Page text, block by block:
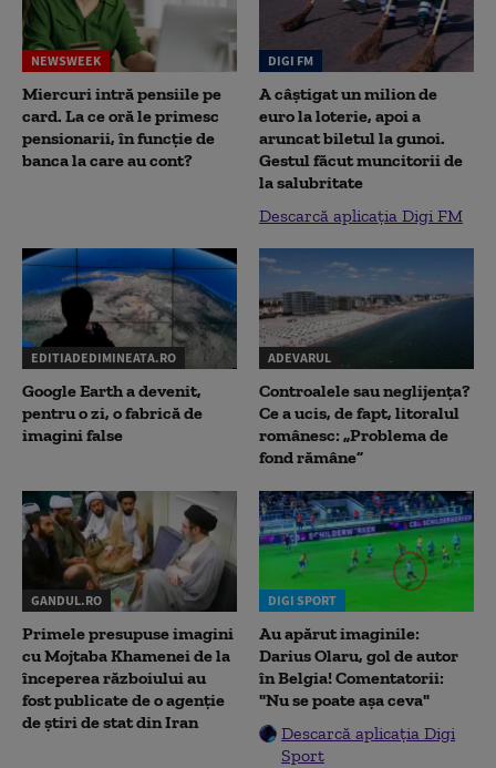
NEWSWEEK
Miercuri intră pensiile pe
card. La ce oră le primesc
pensionarii, în funcție de
banca la care au cont?
DIGI FM
A câștigat un milion de
euro la loterie, apoi a
aruncat biletul la gunoi.
Gestul făcut muncitorii de
la salubritate
Descarcă aplicația Digi FM
EDITIADEDIMINEATA.RO
Google Earth a devenit,
pentru o zi, o fabrică de
imagini false
ADEVARUL
Controalele sau neglijența?
Ce a ucis, de fapt, litoralul
românesc: „Problema de
fond rămâne”
GANDUL.RO
Primele presupuse imagini
cu Mojtaba Khamenei de la
începerea războiului au
fost publicate de o agenție
de știri de stat din Iran
DIGI SPORT
Au apărut imaginile:
Darius Olaru, gol de autor
în Belgia! Comentatorii:
"Nu se poate așa ceva"
Descarcă aplicația Digi
Sport